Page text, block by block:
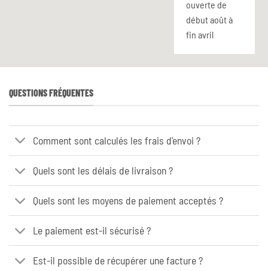
ouverte de
début août à
fin avril
QUESTIONS FRÉQUENTES
Comment sont calculés les frais d'envoi ?
Quels sont les délais de livraison ?
Quels sont les moyens de paiement acceptés ?
Le paiement est-il sécurisé ?
Est-il possible de récupérer une facture ?